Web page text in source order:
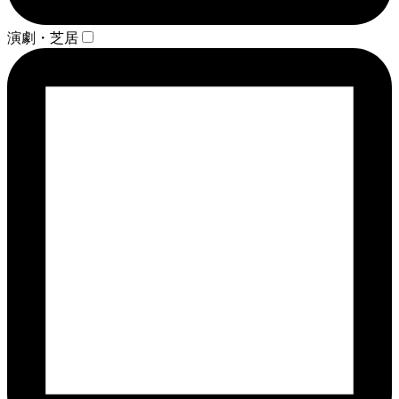
演劇・芝居